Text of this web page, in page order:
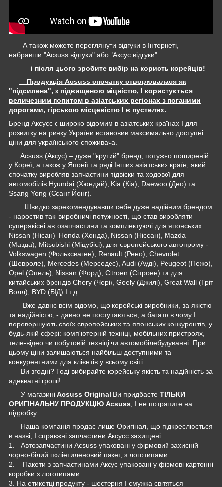
А також можете переглянути відгуки в Інтернеті,
набравши "Acsuss відгуки" або "Аксус відгуки"
і після цього зробите вибір на користь корейців!
Продукція Acsuss спочатку створювалася як
"підсилена", з підвищеною міцністю, І користується
величезним попитом в азіатських регіонах з поганими
дорогами, гірською місцевістю І в пустелях.
Бренд Аксусс є широко відомим в азіатських країнах І для
розвитку на ринку України встановив максимально доступні
ціни для українського споживача.
Acsuss (Аксус) – дуже "крутий" бренд, потужно поширеній
у Кореї, а також у Японії та ряді Інших азіатських країн, який
спочатку виробляв запчастини підвіски та ходової для
автомобілів Hyundai (Хюндай), Kia (Кіа), Daewoo (Део) та
Ssang Yong (Ссанг Йонг).
Швидко зарекомендувавши себе дуже надійним брендом
- наростив такі виробничі потужності, що став виробляти
суперякісні автозапчастини та комплектуючі для японських
Nissan (Нісан), Honda (Хонда), Nissan (Ніссан), Mazda
(Мазда), Mitsubishi (Міцубісі), для європейського автопрому -
Volkswagen (Фольксваген), Renault (Рено), Chevrolet
(Шевроле), Mercedes (Мерседес), Audi (Ауді), Peugeot (Пежо),
Opel (Опель), Nissan (Форд), Citroen (Сітроен) та для
китайських брендів Chery (Чері), Geely (Джилі), Great Wall (Гріт
Волл), BYD (БІД) І т.д.
Вже давно всім відомо, що корейські виробники, за якістю
та надійністю, - давно не поступаються, а багато в чому І
перевершують своїх європейських та японських конкурентів, у
будь-якій сфері: комп'ютерній техніці, мобільних пристроях,
теле-відео чи побутовій техніці чи автомобілебудуванні. При
цьому ціни залишаються найбільш доступними та
конкурентними для клієнтів у всьому світі.
Ви згодні? Тоді вибирайте корейську якість та надійність за
адекватні гроші!
У магазині Acsuss Original Ви придбаєте ТІЛЬКИ
ОРИГІНАЛЬНУ ПРОДУКЦІЮ Acsuss , І не потрапите на
підробку.
Наша компанія продає лише Оригінал, що підкреслюється
в назві, І справжні запчастини Аксусс захищені:
1. Автозапчастини Acsuss упаковані у фірмовий захисній
чорно-білий поліетиленовий пакет, з логотипами.
2. Пакети з запчастинами Аксус упаковані у фірмові картонні
коробки з логотипами.
3. На етикетці продукту - шестерня І смужка світяться